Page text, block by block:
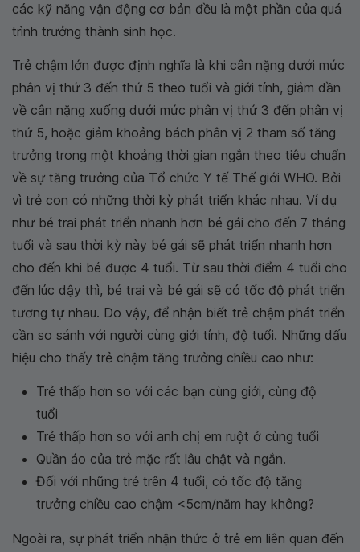
các kỹ năng vận động cơ bản đều là một phần của quá
trình trưởng thành sinh học.
Trẻ chậm lớn được định nghĩa là khi cân nặng dưới mức
phân vị thứ 3 đến thứ 5 theo tuổi và giới tính, giảm dần
về cân nặng xuống dưới mức phân vị thứ 3 đến phân vị
thứ 5, hoặc giảm khoảng bách phân vị 2 tham số tăng
trưởng trong một khoảng thời gian ngắn theo tiêu chuẩn
về sự tăng trưởng của Tổ chức Y tế Thế giới WHO. Bởi
vì trẻ con có những thời kỳ phát triển khác nhau. Ví dụ
như bé trai phát triển nhanh hơn bé gái cho đến 7 tháng
tuổi và sau thời kỳ này bé gái sẽ phát triển nhanh hơn
cho đến khi bé được 4 tuổi. Từ sau thời điểm 4 tuổi cho
đến lúc dậy thì, bé trai và bé gái sẽ có tốc độ phát triển
tương tự nhau. Do vậy, để nhận biết trẻ chậm phát triển
cần so sánh với người cùng giới tính, độ tuổi. Những dấu
hiệu cho thấy trẻ chậm tăng trưởng chiều cao như:
Trẻ thấp hơn so với các bạn cùng giới, cùng độ
tuổi
Trẻ thấp hơn so với anh chị em ruột ở cùng tuổi
Quần áo của trẻ mặc rất lâu chật và ngắn.
Đối với những trẻ trên 4 tuổi, có tốc độ tăng
trưởng chiều cao chậm <5cm/năm hay không?
Ngoài ra, sự phát triển nhận thức ở trẻ em liên quan đến